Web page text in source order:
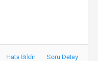
Hata Bildir Soru Detay